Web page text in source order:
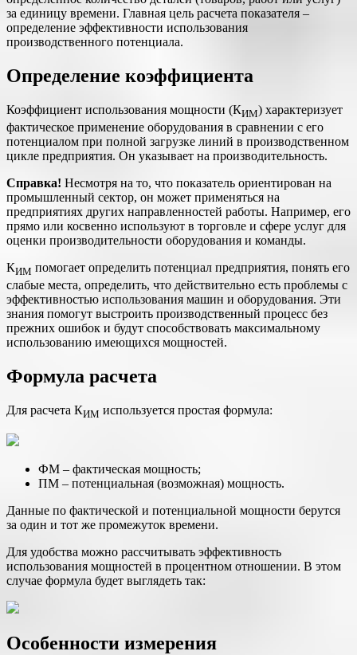
за единицу времени. Главная цель расчета показателя –
определение эффективности использования
производственного потенциала.
Определение коэффициента
Коэффициент использования мощности (КИМ) характеризует
фактическое применение оборудования в сравнении с его
потенциалом при полной загрузке линий в производственном
цикле предприятия. Он указывает на производительность.
Справка! Несмотря на то, что показатель ориентирован на
промышленный сектор, он может применяться на
предприятиях других направленностей работы. Например, его
прямо или косвенно используют в торговле и сфере услуг для
оценки производительности оборудования и команды.
КИМ помогает определить потенциал предприятия, понять его
слабые места, определить, что действительно есть проблемы с
эффективностью использования машин и оборудования. Эти
знания помогут выстроить производственный процесс без
прежних ошибок и будут способствовать максимальному
использованию имеющихся мощностей.
Формула расчета
Для расчета КИМ используется простая формула:
ФМ – фактическая мощность;
ПМ – потенциальная (возможная) мощность.
Данные по фактической и потенциальной мощности берутся
за один и тот же промежуток времени.
Для удобства можно рассчитывать эффективность
использования мощностей в процентном отношении. В этом
случае формула будет выглядеть так:
Особенности измерения